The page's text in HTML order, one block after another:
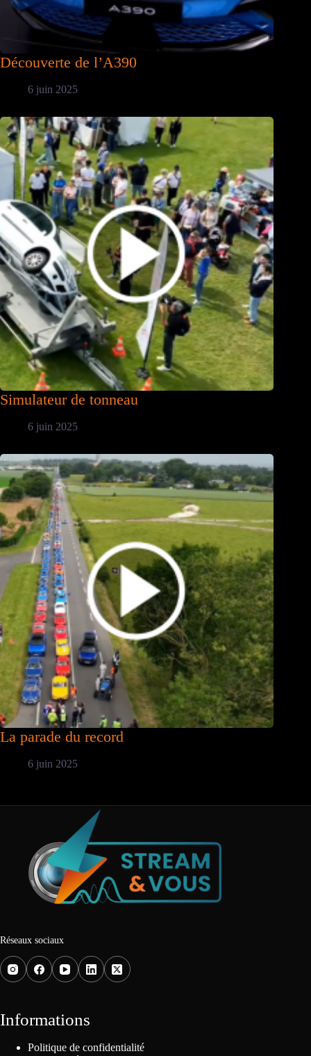
Découverte de l’A390
6 juin 2025
Simulateur de tonneau
6 juin 2025
La parade du record
6 juin 2025
Réseaux sociaux
Informations
Politique de confidentialité